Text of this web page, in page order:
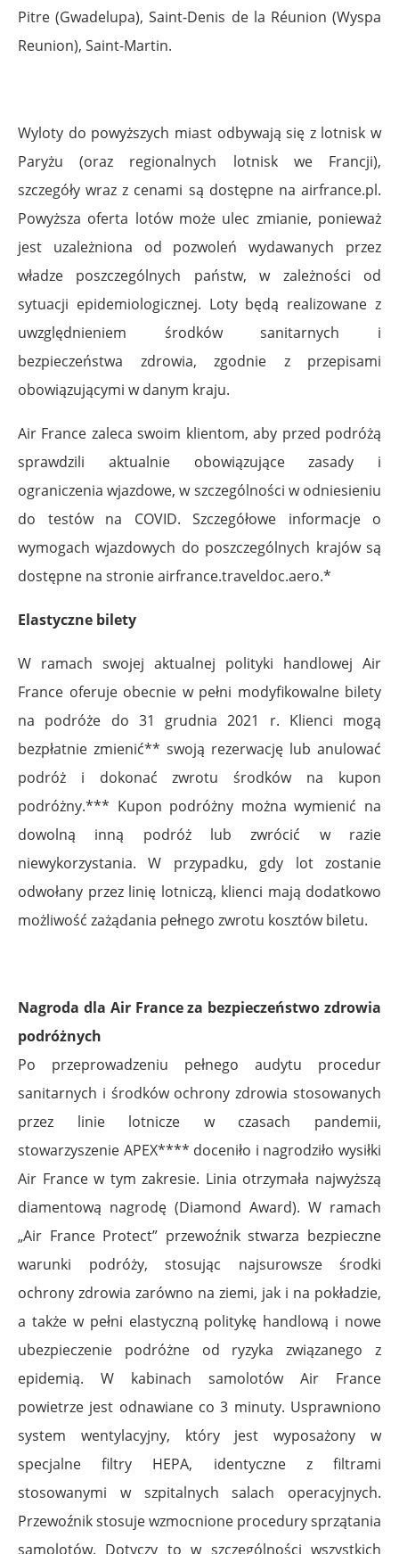
Pitre (Gwadelupa), Saint-Denis de la Réunion (Wyspa
Reunion), Saint-Martin.
Wyloty do powyższych miast odbywają się z lotnisk w
Paryżu (oraz regionalnych lotnisk we Francji),
szczegóły wraz z cenami są dostępne na airfrance.pl.
Powyższa oferta lotów może ulec zmianie, ponieważ
jest uzależniona od pozwoleń wydawanych przez
władze poszczególnych państw, w zależności od
sytuacji epidemiologicznej. Loty będą realizowane z
uwzględnieniem środków sanitarnych i
bezpieczeństwa zdrowia, zgodnie z przepisami
obowiązującymi w danym kraju.
Air France zaleca swoim klientom, aby przed podróżą
sprawdzili aktualnie obowiązujące zasady i
ograniczenia wjazdowe, w szczególności w odniesieniu
do testów na COVID. Szczegółowe informacje o
wymogach wjazdowych do poszczególnych krajów są
dostępne na stronie airfrance.traveldoc.aero.*
Elastyczne bilety
W ramach swojej aktualnej polityki handlowej Air
France oferuje obecnie w pełni modyfikowalne bilety
na podróże do 31 grudnia 2021 r. Klienci mogą
bezpłatnie zmienić** swoją rezerwację lub anulować
podróż i dokonać zwrotu środków na kupon
podróżny.*** Kupon podróżny można wymienić na
dowolną inną podróż lub zwrócić w razie
niewykorzystania. W przypadku, gdy lot zostanie
odwołany przez linię lotniczą, klienci mają dodatkowo
możliwość zażądania pełnego zwrotu kosztów biletu.
Nagroda dla Air France za bezpieczeństwo zdrowia
podróżnych
Po przeprowadzeniu pełnego audytu procedur
sanitarnych i środków ochrony zdrowia stosowanych
przez linie lotnicze w czasach pandemii,
stowarzyszenie APEX**** doceniło i nagrodziło wysiłki
Air France w tym zakresie. Linia otrzymała najwyższą
diamentową nagrodę (Diamond Award). W ramach
„Air France Protect” przewoźnik stwarza bezpieczne
warunki podróży, stosując najsurowsze środki
ochrony zdrowia zarówno na ziemi, jak i na pokładzie,
a także w pełni elastyczną politykę handlową i nowe
ubezpieczenie podróżne od ryzyka związanego z
epidemią. W kabinach samolotów Air France
powietrze jest odnawiane co 3 minuty. Usprawniono
system wentylacyjny, który jest wyposażony w
specjalne filtry HEPA, identyczne z filtrami
stosowanymi w szpitalnych salach operacyjnych.
Przewoźnik stosuje wzmocnione procedury sprzątania
samolotów. Dotyczy to w szczególności wszystkich